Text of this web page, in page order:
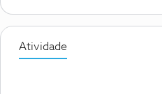
Atividade